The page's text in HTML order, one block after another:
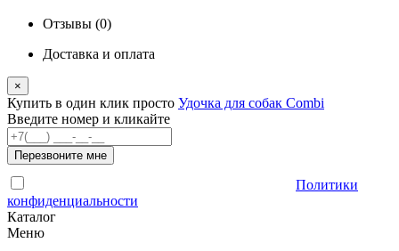
Отзывы (0)
Доставка и оплата
×
Купить в один клик просто Удочка для собак Combi
Введите номер и кликайте
Перезвоните мне
Политики
конфиденциальности
Каталог
Меню